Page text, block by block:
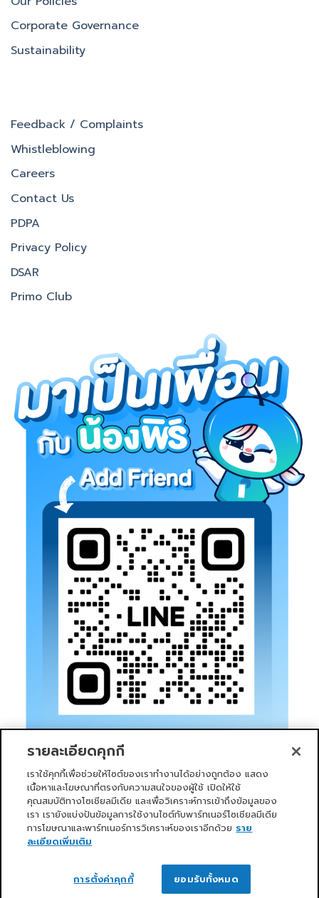
Corporate Governance
Sustainability
Feedback / Complaints
Whistleblowing
Careers
Contact Us
PDPA
Privacy Policy
DSAR
Primo Club
หน้าแรก บริการของเรา ข่าวสารและกิจกรรม PRIMO CLUB
เกี่ยวกับเรา นักลงทุนสัมพันธ์
Copyright 2026 ©
Primo Service Solution Company
Limited
รายละเอียดคุกกี้
เราใช้คุกกี้เพื่อช่วยให้ไซต์ของเราทำงานได้อย่างถูกต้อง แสดง
เนื้อหาและโฆษณาที่ตรงกับความสนใจของผู้ใช้ เปิดให้ใช้
คุณสมบัติทางโซเชียลมีเดีย และเพื่อวิเคราะห์การเข้าถึงข้อมูลของ
เรา เรายังแบ่งปันข้อมูลการใช้งานไซต์กับพาร์ทเนอร์โซเชียลมีเดีย
การโฆษณาและพาร์ทเนอร์การวิเคราะห์ของเราอีกด้วย ราย
ละเอียดเพิ่มเติม
การตั้งค่าคุกกี้ ยอมรับทั้งหมด
ติดต่อเรา